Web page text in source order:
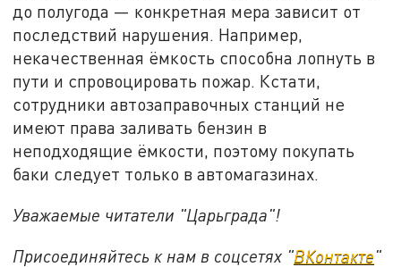
до полугода — конкретная мера зависит от
последствий нарушения. Например,
некачественная ёмкость способна лопнуть в
пути и спровоцировать пожар. Кстати,
сотрудники автозаправочных станций не
имеют права заливать бензин в
неподходящие ёмкости, поэтому покупать
баки следует только в автомагазинах.
Уважаемые читатели "Царьграда"!
Присоединяйтесь к нам в соцсетях "ВКонтакте"